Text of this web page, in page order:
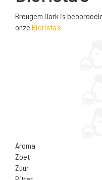
Breugem Dark is
onze Bierista's
Aroma
Zoet
Zuur